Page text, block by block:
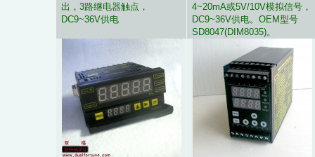
出，3路继电器触点，
DC9~36V供电
4~20mA或5V/10V模拟信号，
DC9~36V供电。OEM型号
SD8047(DIM8035)。